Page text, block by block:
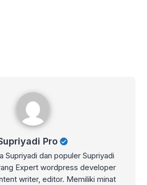
Pro
Supriyadi dan populer Supriyadi
Expert wordpress developer
writer, editor. Memiliki minat